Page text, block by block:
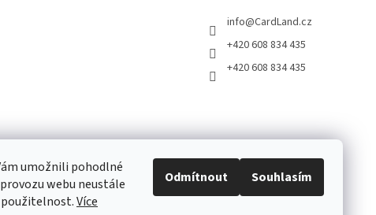
umožnili pohodlné
webu neustále
použitelnost.Více
Odmítnout Souhlasím
info@CardLand.cz
+420 608 834 435
+420 608 834 435
2011 - 2026 © www.CardLand.cz